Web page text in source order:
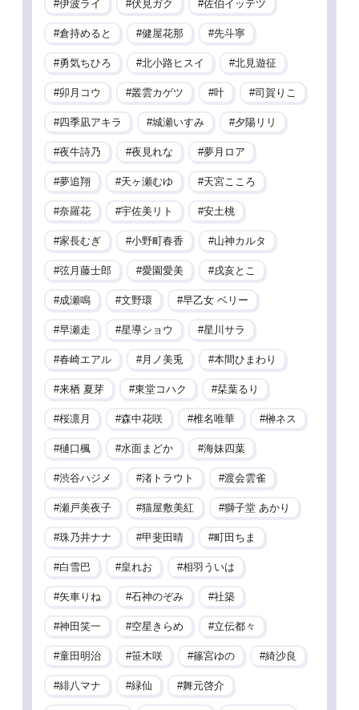
伊波ライ 伏見ガク 佐伯イッテツ
倉持めると 健屋花那 先斗寧
勇気ちひろ 北小路ヒスイ 北見遊征
卯月コウ 叢雲カゲツ 叶 司賀りこ
四季凪アキラ 城瀬いすみ 夕陽リリ
夜牛詩乃 夜見れな 夢月ロア
夢追翔 天ヶ瀬むゆ 天宮こころ
奈羅花 宇佐美リト 安土桃
家長むぎ 小野町春香 山神カルタ
弦月藤士郎 愛園愛美 戌亥とこ
成瀬鳴 文野環 早乙女 ベリー
早瀬走 星導ショウ 星川サラ
春崎エアル 月ノ美兎 本間ひまわり
来栖 夏芽 東堂コハク 栞葉るり
桜凛月 森中花咲 椎名唯華 榊ネス
樋口楓 水面まどか 海妹四葉
渋谷ハジメ 渚トラウト 渡会雲雀
瀬戸美夜子 猫屋敷美紅 獅子堂 あかり
珠乃井ナナ 甲斐田晴 町田ちま
白雪巴 皇れお 相羽ういは
矢車りね 石神のぞみ 社築
神田笑一 空星きらめ 立伝都々
童田明治 笹木咲 篠宮ゆの 綺沙良
緋八マナ 緑仙 舞元啓介